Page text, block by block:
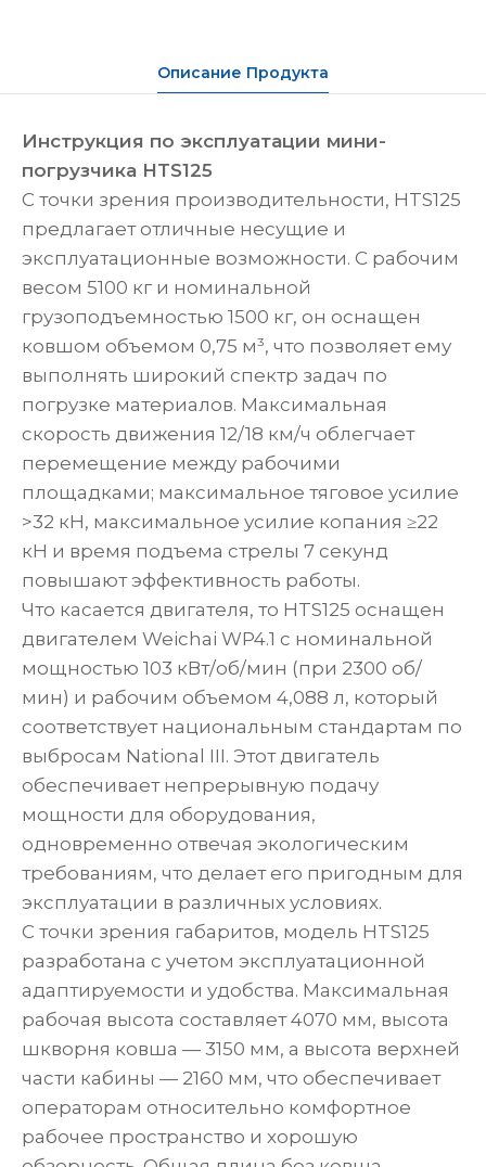
Описание Продукта
Инструкция по эксплуатации мини-
погрузчика HTS125
С точки зрения производительности, HTS125
предлагает отличные несущие и
эксплуатационные возможности. С рабочим
весом 5100 кг и номинальной
грузоподъемностью 1500 кг, он оснащен
ковшом объемом 0,75 м³, что позволяет ему
выполнять широкий спектр задач по
погрузке материалов. Максимальная
скорость движения 12/18 км/ч облегчает
перемещение между рабочими
площадками; максимальное тяговое усилие
>32 кН, максимальное усилие копания ≥22
кН и время подъема стрелы 7 секунд
повышают эффективность работы.
Что касается двигателя, то HTS125 оснащен
двигателем Weichai WP4.1 с номинальной
мощностью 103 кВт/об/мин (при 2300 об/
мин) и рабочим объемом 4,088 л, который
соответствует национальным стандартам по
выбросам National III. Этот двигатель
обеспечивает непрерывную подачу
мощности для оборудования,
одновременно отвечая экологическим
требованиям, что делает его пригодным для
эксплуатации в различных условиях.
С точки зрения габаритов, модель HTS125
разработана с учетом эксплуатационной
адаптируемости и удобства. Максимальная
рабочая высота составляет 4070 мм, высота
шкворня ковша — 3150 мм, а высота верхней
части кабины — 2160 мм, что обеспечивает
операторам относительно комфортное
рабочее пространство и хорошую